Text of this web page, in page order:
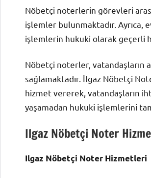
Nöbetçi noterlerin görevleri
işlemler bulunmaktadır.
işlemlerin hukuki olarak geçerli
Nöbetçi noterler, vatandaşların
sağlamaktadır. İlgaz Nöbetçi
hizmet vererek, vatandaşların
yaşamadan hukuki işlemlerini
Ilgaz Nöbetçi Noter
Ilgaz Nöbetçi Noter Hizmetleri